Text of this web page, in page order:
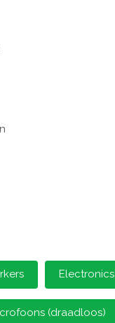
Electronics
(draadloos)